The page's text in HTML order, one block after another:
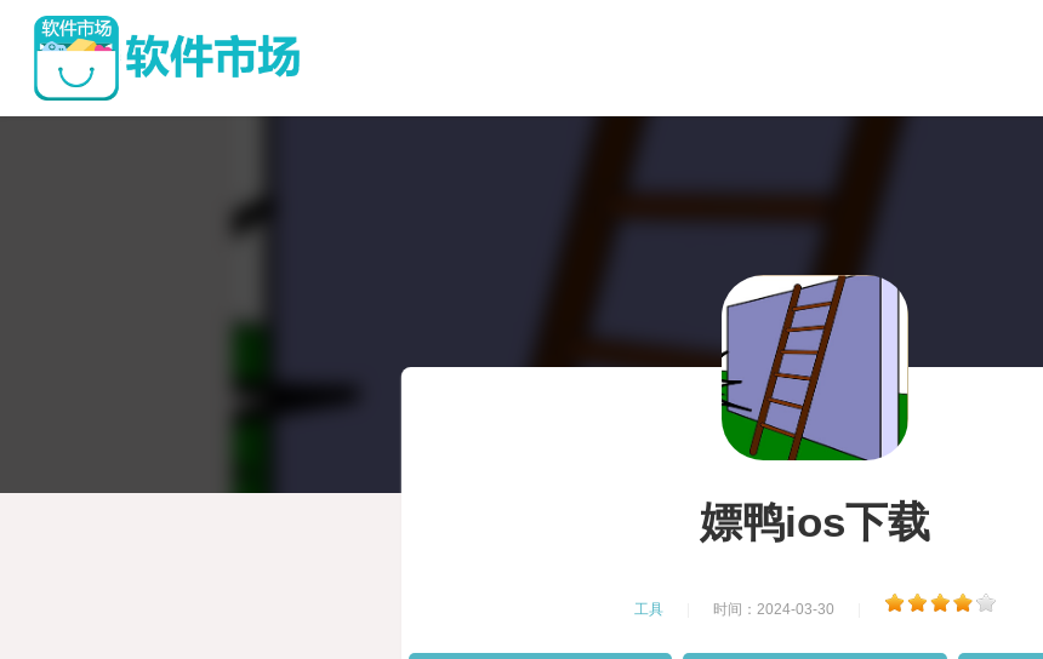
嫖鸭ios下载
工具 时间：2024-03-30